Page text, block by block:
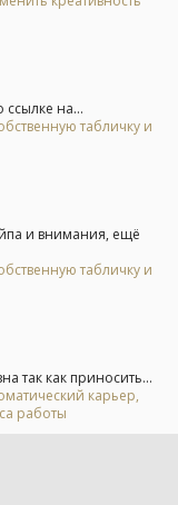
ссылке на...
табличку и
и внимания, ещё
табличку и
так как приносить...
карьер,
работы